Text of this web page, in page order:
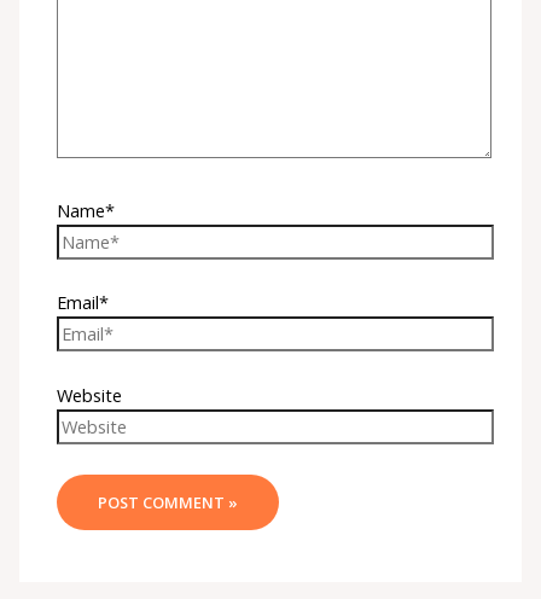
Name*
Email*
Website